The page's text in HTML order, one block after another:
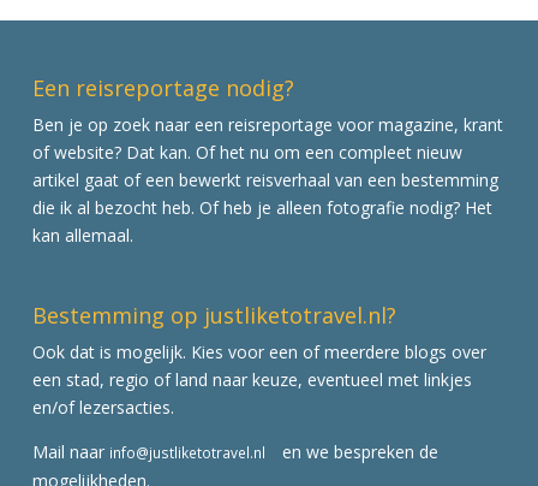
Een reisreportage nodig?
Ben je op zoek naar een reisreportage voor magazine, krant
of website? Dat kan. Of het nu om een compleet nieuw
artikel gaat of een bewerkt reisverhaal van een bestemming
die ik al bezocht heb. Of heb je alleen fotografie nodig? Het
kan allemaal.
Bestemming op justliketotravel.nl?
Ook dat is mogelijk. Kies voor een of meerdere blogs over
een stad, regio of land naar keuze, eventueel met linkjes
en/of lezersacties.
Mail naar info@justliketotravel.nl
en we bespreken de
mogelijkheden.